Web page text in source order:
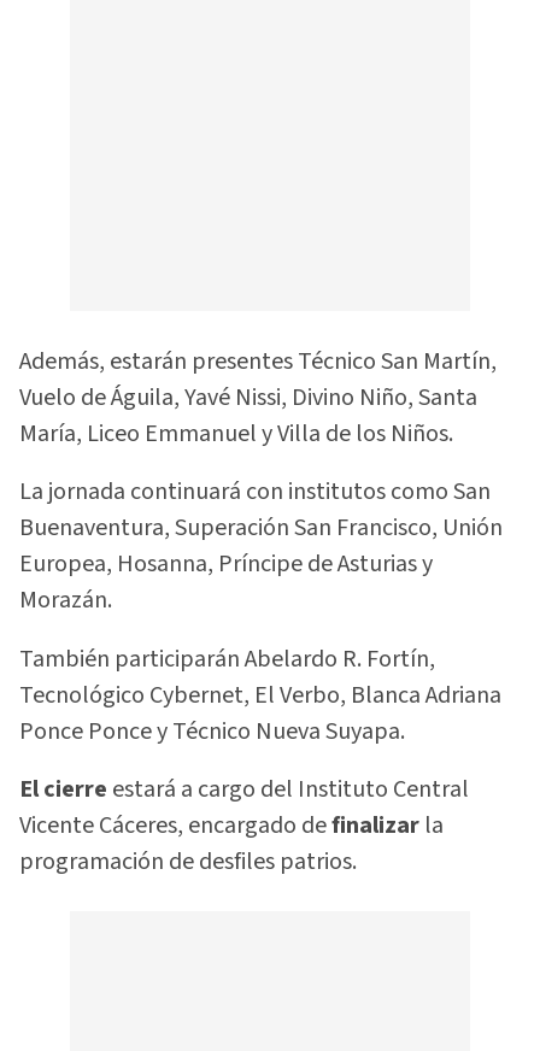
Además, estarán presentes Técnico San Martín,
Vuelo de Águila, Yavé Nissi, Divino Niño, Santa
María, Liceo Emmanuel y Villa de los Niños.
La jornada continuará con institutos como San
Buenaventura, Superación San Francisco, Unión
Europea, Hosanna, Príncipe de Asturias y
Morazán.
También participarán Abelardo R. Fortín,
Tecnológico Cybernet, El Verbo, Blanca Adriana
Ponce Ponce y Técnico Nueva Suyapa.
El cierre estará a cargo del Instituto Central
Vicente Cáceres, encargado definalizar la
programación de desfiles patrios.